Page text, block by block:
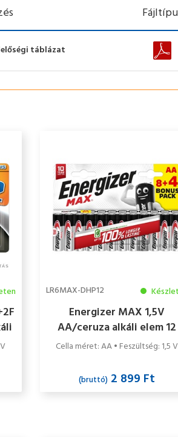
táblázat
LR6MAX-DHP12
Energizer MAX 1,5V
AA/ceruza alkáli elem 12
db/csomag
Cella méret: AA • Feszültség: 1,5 V
(bruttó) 2 899 Ft